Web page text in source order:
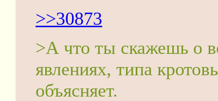
>>30873
>А что ты скажешь о
явлениях, типа
объясняет.